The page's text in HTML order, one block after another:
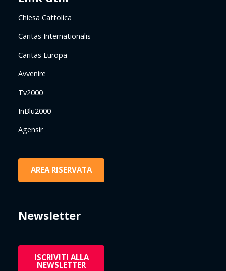
Chiesa Cattolica
Caritas Internationalis
Caritas Europa
Avvenire
Tv2000
InBlu2000
Agensir
AREA RISERVATA
Newsletter
ISCRIVITI ALLA
NEWSLETTER